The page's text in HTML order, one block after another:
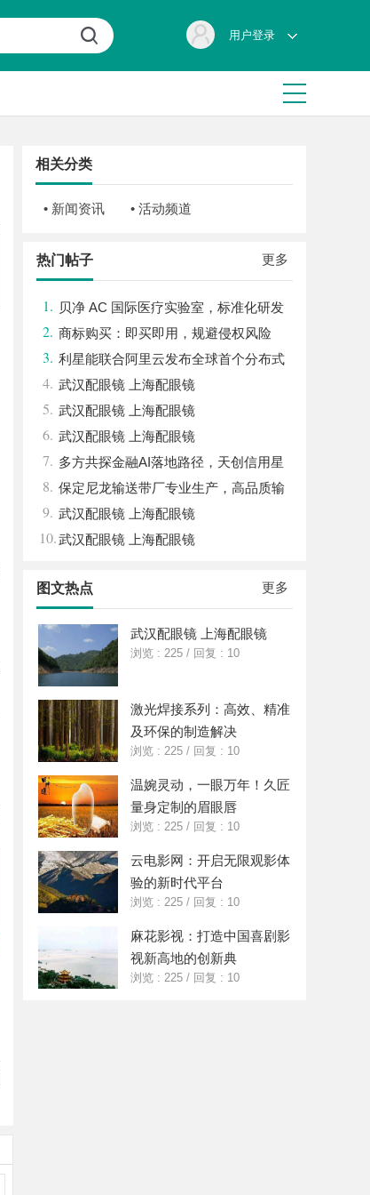
用户登录
相关分类
• 新闻资讯 • 活动频道
更多
热门帖子
1. 贝净 AC 国际医疗实验室，标准化研发
体系全解析
2. 商标购买：即买即用，规避侵权风险
3. 利星能联合阿里云发布全球首个分布式
算电协同解决方案
4. 武汉配眼镜 上海配眼镜
5. 武汉配眼镜 上海配眼镜
6. 武汉配眼镜 上海配眼镜
7. 多方共探金融AI落地路径，天创信用星
图AI助力产业金融智能升级
8. 保定尼龙输送带厂专业生产，高品质输
送解决方案
9. 武汉配眼镜 上海配眼镜
10.武汉配眼镜 上海配眼镜
更多
图文热点
武汉配眼镜 上海配眼镜
浏览 : 225 / 回复 : 10
激光焊接系列：高效、精准
及环保的制造解决
浏览 : 225 / 回复 : 10
温婉灵动，一眼万年！久匠
量身定制的眉眼唇
浏览 : 225 / 回复 : 10
云电影网：开启无限观影体
验的新时代平台
浏览 : 225 / 回复 : 10
麻花影视：打造中国喜剧影
视新高地的创新典
浏览 : 225 / 回复 : 10